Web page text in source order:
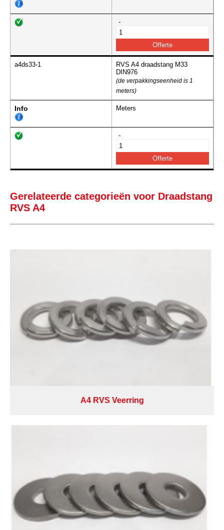
-
a4ds33-1
RVS A4 draadstang M33
DIN976
(de verpakkingseenheid is 1
meters)
Info Meters
-
Gerelateerde categorieën voor Draadstang
RVS A4
A4 RVS Veerring